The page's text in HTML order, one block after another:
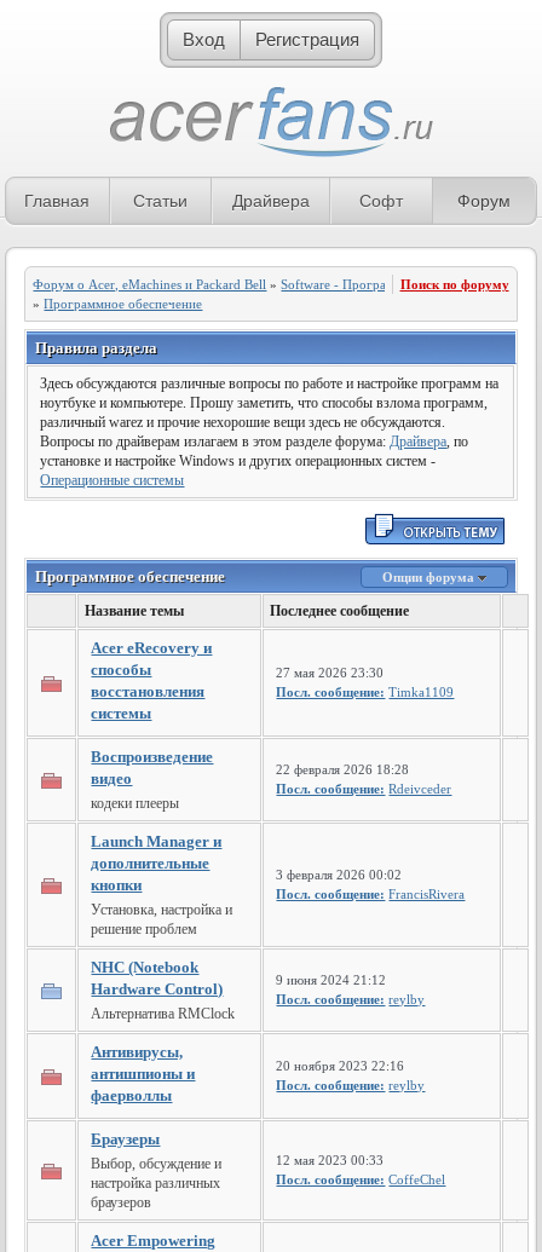
Вход Регистрация
Главная Статьи Драйвера Софт Форум
Форум о Acer, eMachines и Packard Bell »Software - Программное обеспечение
»Программное обеспечение
Поиск по форуму
Правила раздела
Здесь обсуждаются различные вопросы по работе и настройке программ на
ноутбуке и компьютере. Прошу заметить, что способы взлома программ,
различный warez и прочие нехорошие вещи здесь не обсуждаются.
Вопросы по драйверам излагаем в этом разделе форума:Драйвера, по
установке и настройке Windows и других операционных систем -
Операционные системы
Программное обеспечение Опции форума
Название темы Последнее сообщение
Acer eRecovery и
способы
восстановления
системы
27 мая 2026 23:30
Посл. сообщение: Timka1109
Воспроизведение
видео
кодеки плееры
22 февраля 2026 18:28
Посл. сообщение: Rdeivceder
Launch Manager и
дополнительные
кнопки
Установка, настройка и
решение проблем
3 февраля 2026 00:02
Посл. сообщение: FrancisRivera
NHC (Notebook
Hardware Control)
Альтернатива RMClock
9 июня 2024 21:12
Посл. сообщение: reylby
Антивирусы,
антишпионы и
фаерволлы
20 ноября 2023 22:16
Посл. сообщение: reylby
Браузеры
Выбор, обсуждение и
настройка различных
браузеров
12 мая 2023 00:33
Посл. сообщение: CoffeChel
Acer Empowering